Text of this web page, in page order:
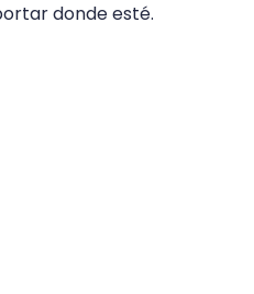
donde esté.